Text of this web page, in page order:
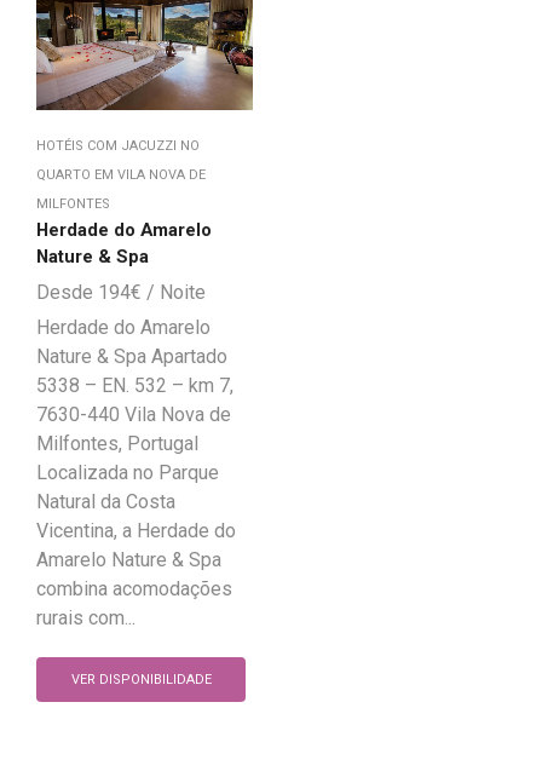
HOTÉIS COM JACUZZI NO
QUARTO EM VILA NOVA DE
MILFONTES
Herdade do Amarelo
Nature & Spa
194€
Herdade do Amarelo
Nature & Spa Apartado
5338 – EN. 532 – km 7,
7630-440 Vila Nova de
Milfontes, Portugal
Localizada no Parque
Natural da Costa
Vicentina, a Herdade do
Amarelo Nature & Spa
combina acomodações
rurais com...
VER DISPONIBILIDADE